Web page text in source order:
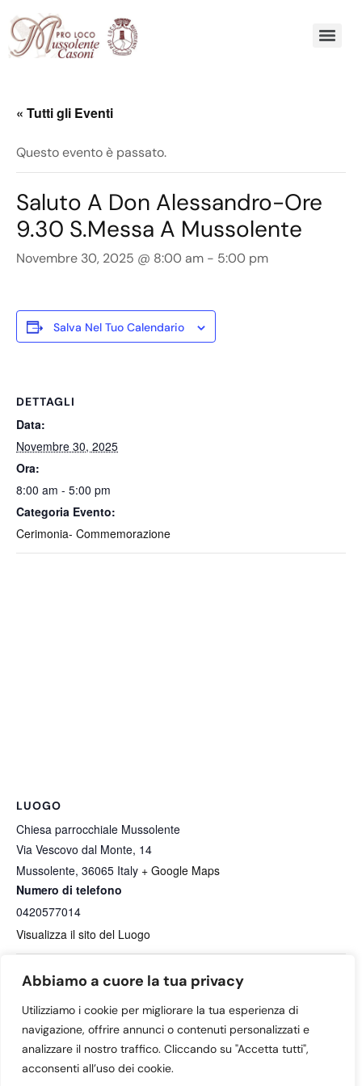
Abbiamo a cuore la tua privacy
Utilizziamo i cookie per migliorare la tua esperienza di
navigazione, offrire annunci o contenuti personalizzati e
analizzare il nostro traffico. Cliccando su "Accetta tutti",
acconsenti all’uso dei cookie.
« Tutti gli Eventi
Questo evento è passato.
Saluto A Don Alessandro-Ore
9.30 S.Messa A Mussolente
Novembre 30, 2025 @ 8:00 am - 5:00 pm
Salva Nel Tuo Calendario
DETTAGLI
Data:
Novembre 30, 2025
Ora:
8:00 am - 5:00 pm
Categoria Evento:
Cerimonia- Commemorazione
LUOGO
Chiesa parrocchiale Mussolente
Via Vescovo dal Monte, 14
Mussolente, 36065 Italy + Google Maps
Numero di telefono
0420577014
Visualizza il sito del Luogo
OPEN DAY SCUOLA
INTEGRATO E SEZIONE
PRIMAVERA
OPEN DAY SCUOLA
INTEGRATO E SEZIONE
PRIMAVERA